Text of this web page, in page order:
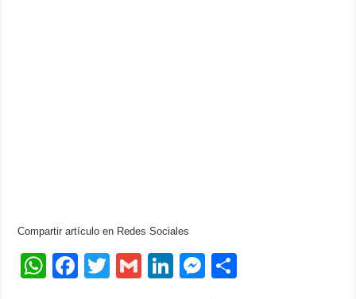
Compartir artículo en Redes Sociales
W
F
T
G
Li
M